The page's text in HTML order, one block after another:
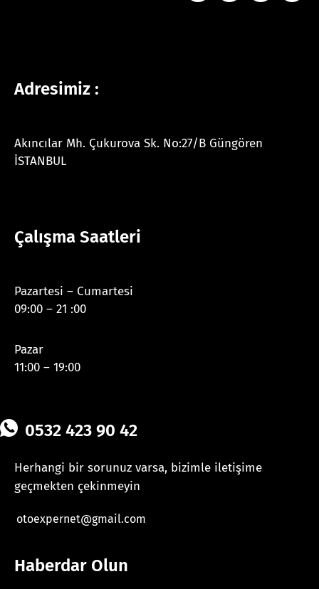
Adresimiz :
Akıncılar Mh. Çukurova Sk. No:27/B Güngören
İSTANBUL
Çalışma Saatleri
Pazartesi – Cumartesi
09:00 – 21 :00
Pazar
11:00 – 19:00
0532 423 90 42
Herhangi bir sorunuz varsa, bizimle iletişime
geçmekten çekinmeyin
otoexpernet@gmail.com
Haberdar Olun